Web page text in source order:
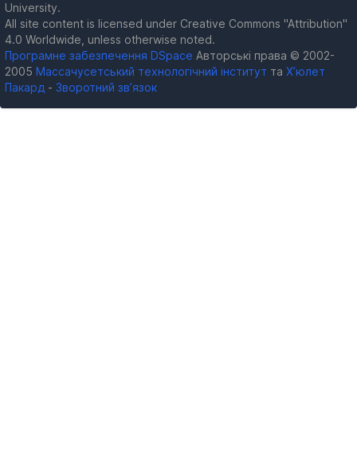
University.
All site content is licensed under Creative Commons "Attribution"
4.0 Worldwide, unless otherwise noted.
Програмне забезпечення DSpace Авторські права © 2002-
2005 Массачусетський технологічний інститут та Х’юлет
Пакард - Зворотний зв’язок